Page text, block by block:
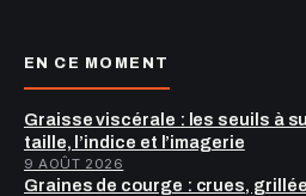
EN CE MOMENT
Graisse viscérale : les seuils à
taille, l’indice et l’imagerie
9 AOÛT 2026
Graines de courge : crues,